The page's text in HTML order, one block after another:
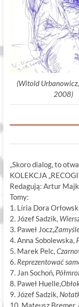
(Witold
2008)
„Skoro dialog, to
KOLEKCJA
Redagują: Artur
Tomy:
1. Líria Dora
2. Józef Sadzik,
3. Paweł Jocz,
4. Anna Sobolewska,
5. Marek Pelc,
6. Reprezentować
7. Jan Sochoń,
8. Paweł Huelle,
9. Józef Sadzik,
10. Mateusz Bremer,